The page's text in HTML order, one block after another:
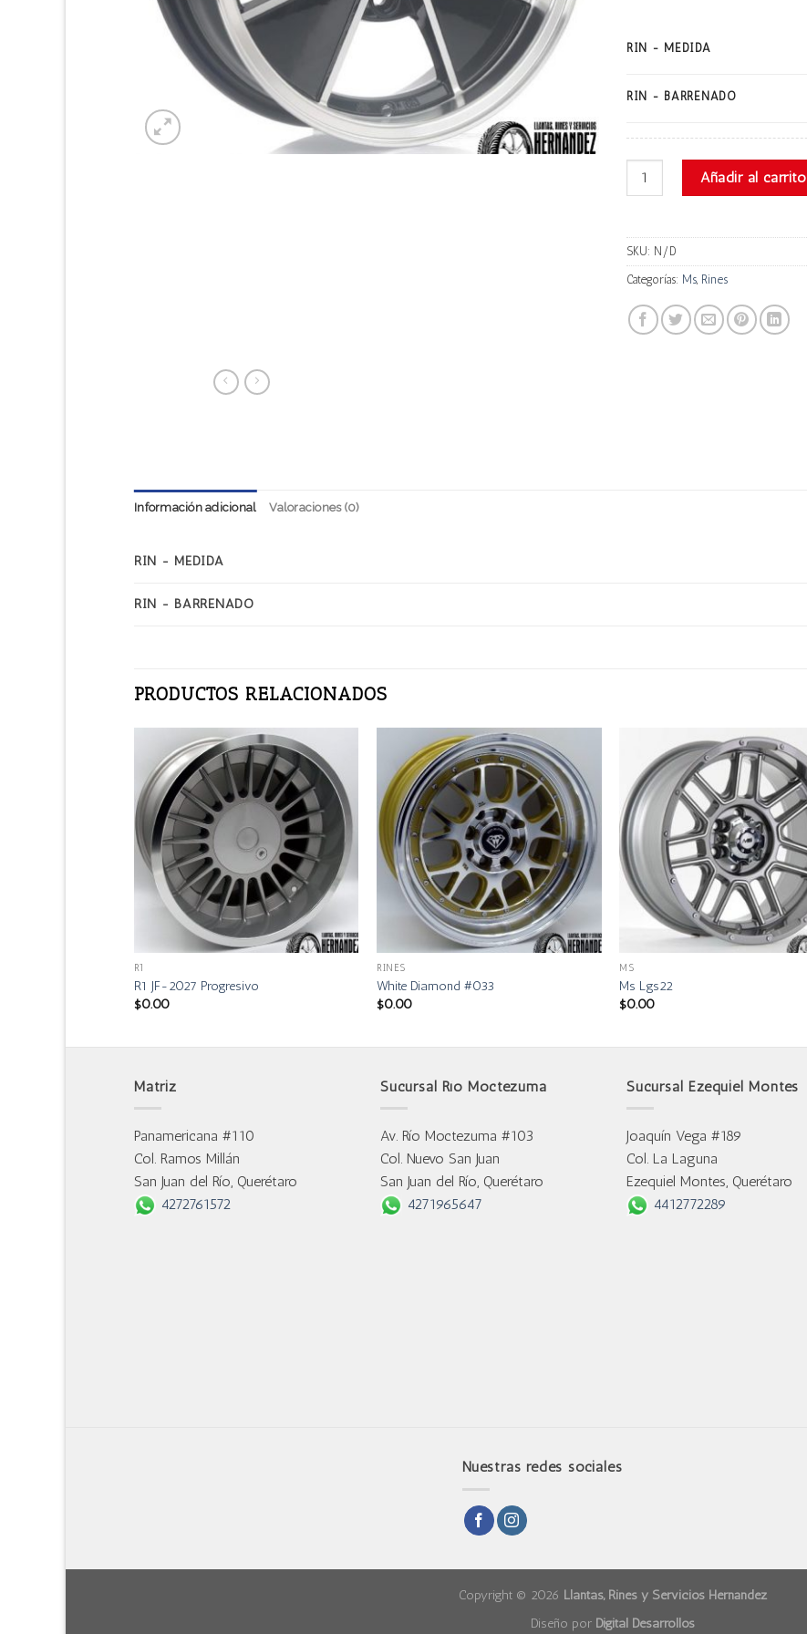
RIN - MEDIDA
RIN - BARRENADO
Ms 2343 cantidadAñadir al carrito
SKU: N/D
Categorías: Ms, Rines
Información adicional Valoraciones (0)
RIN - MEDIDA
RIN - BARRENADO
PRODUCTOS RELACIONADOS
R1
R1 JF-2027 Progresivo
$0.00
RINES
White Diamond #033
$0.00
MS
Ms Lgs22
$0.00
Matriz
Panamericana #110
Col. Ramos Millán
San Juan del Río, Querétaro
4272761572
Sucursal Río Moctezuma
Av. Río Moctezuma #103
Col. Nuevo San Juan
San Juan del Río, Querétaro
4271965647
Sucursal Ezequiel Montes
Joaquín Vega #189
Col. La Laguna
Ezequiel Montes, Querétaro
4412772289
Nuestras redes sociales
Copyright © 2026 Llantas, Rines y Servicios Hernández
Diseño por Digital Desarrollos